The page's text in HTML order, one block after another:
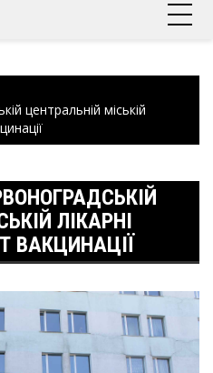
центральній міській
ЛІКАРНІ
ВАКЦИНАЦІЇ